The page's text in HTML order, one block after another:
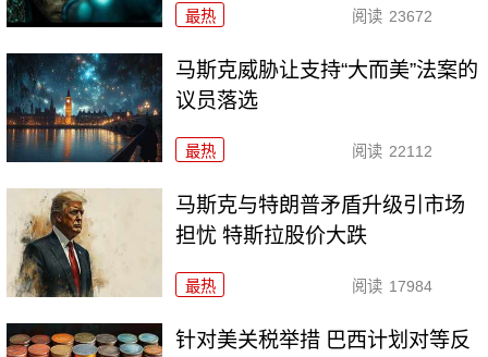
最热 阅读 23672
马斯克威胁让支持“大而美”法案的
议员落选
最热 阅读 22112
马斯克与特朗普矛盾升级引市场
担忧 特斯拉股价大跌
最热 阅读 17984
针对美关税举措 巴西计划对等反